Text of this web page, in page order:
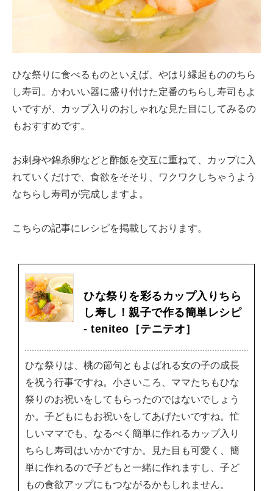
ひな祭りに食べるものといえば、やはり縁起もののちら
し寿司。かわいい器に盛り付けた定番のちらし寿司もよ
いですが、カップ入りのおしゃれな見た目にしてみるの
もおすすめです。
お刺身や錦糸卵などと酢飯を交互に重ねて、カップに入
れていくだけで、食欲をそそり、ワクワクしちゃうよう
なちらし寿司が完成しますよ。
こちらの記事にレシピを掲載しております。
ひな祭りを彩るカップ入りちら
し寿し！親子で作る簡単レシピ
- teniteo［テニテオ］
ひな祭りは、桃の節句ともよばれる女の子の成長
を祝う行事ですね。小さいころ、ママたちもひな
祭りのお祝いをしてもらったのではないでしょう
か。子どもにもお祝いをしてあげたいですね。忙
しいママでも、なるべく簡単に作れるカップ入り
ちらし寿司はいかかですか。見た目も可愛く、簡
単に作れるので子どもと一緒に作れますし、子ど
もの食欲アップにもつながるかもしれません。